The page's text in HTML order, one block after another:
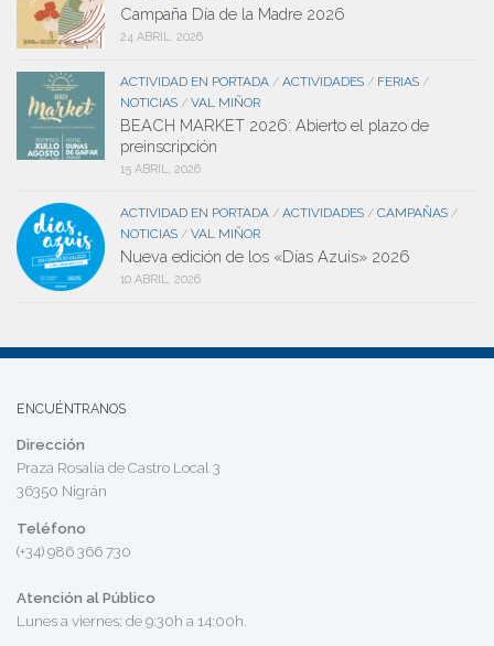
Campaña Día de la Madre 2026
24 ABRIL, 2026
ACTIVIDAD EN PORTADA / ACTIVIDADES / FERIAS /
NOTICIAS / VAL MIÑOR
BEACH MARKET 2026: Abierto el plazo de
preinscripción
15 ABRIL, 2026
ACTIVIDAD EN PORTADA / ACTIVIDADES / CAMPAÑAS /
NOTICIAS / VAL MIÑOR
Nueva edición de los «Días Azuis» 2026
10 ABRIL, 2026
ENCUÉNTRANOS
Dirección
Praza Rosalía de Castro Local 3
36350 Nigrán
Teléfono
(+34) 986 366 730
Atención al Público
Lunes a viernes: de 9:30h a 14:00h.